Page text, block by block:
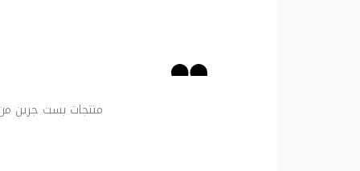
منتجات بست جرين من